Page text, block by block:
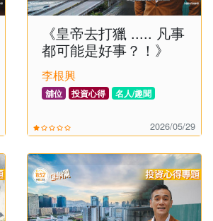
《皇帝去打獵 ..... 凡事
都可能是好事？！》
李根興
舖位 投資心得 名人/趣聞
2026/05/29